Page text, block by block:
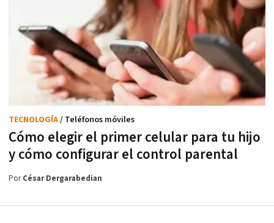
Cómo elegir el primer celular para tu hijo
y cómo configurar el control parental
TECNOLOGÍA/ Teléfonos móviles
PorCésar Dergarabedian